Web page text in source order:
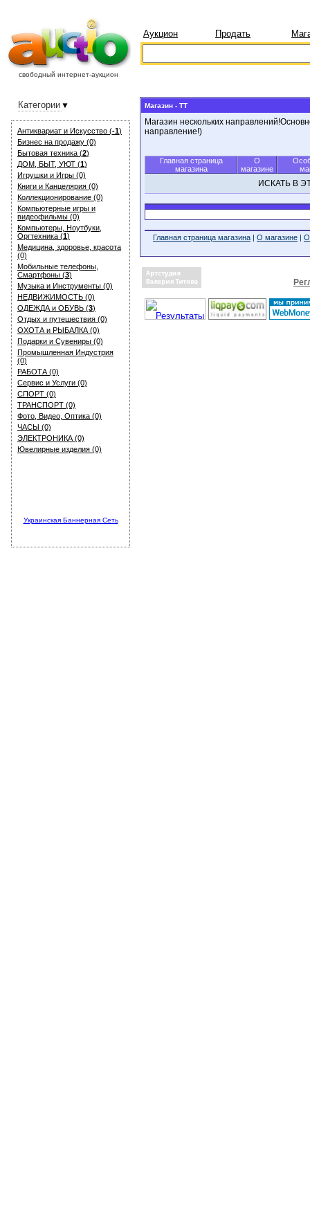
свободный интернет-аукцион
Аукцион Продать
Антиквариат и Искуcство (-1)
Бизнес на продажу (0)
Бытовая техника (2)
ДОМ, БЫТ, УЮТ (1)
Игрушки и Игры (0)
Книги и Канцелярия (0)
Коллекционирование (0)
Компьютерные игры и
видеофильмы (0)
Компьютеры, Ноутбуки,
Оргтехника (1)
Медицина, здоровье, красота
(0)
Мобильные телефоны,
Смартфоны (3)
Музыка и Инструменты (0)
НЕДВИЖИМОСТЬ (0)
ОДЕЖДА и ОБУВЬ (3)
Отдых и путешествия (0)
ОХОТА и РЫБАЛКА (0)
Подарки и Сувениры (0)
Промышленная Индустрия
(0)
РАБОТА (0)
Сервис и Услуги (0)
СПОРТ (0)
ТРАНСПОРТ (0)
Фото, Видео, Оптика (0)
ЧАСЫ (0)
ЭЛЕКТРОНИКА (0)
Ювелирные изделия (0)
Украинская Баннерная Сеть
Категории Магазин - TT
Магазин нескольких
направление!)
Главная страница
магазина
О
магазине
ИСКАТЬ В
Главная страница магазина | О магазине |